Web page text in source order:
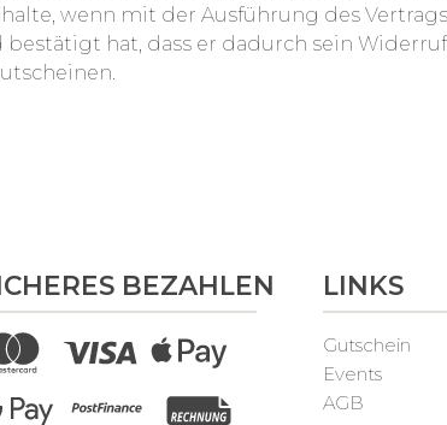
wenn mit der Ausführung des
hat, dass er dadurch sein
BEZAHLEN LINKS
Gutschein
Events
AGB